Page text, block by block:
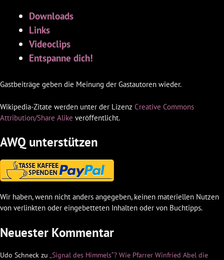
Downloads
Links
Videoclips
Entspanne dich!
Gastbeiträge geben die Meinung der Gastautoren wieder.
Wikipedia-Zitate werden unter der Lizenz Creative Commons
Attribution/Share Alike veröffentlicht.
AWQ unterstützen
Wir haben, wenn nicht anders angegeben, keinen materiellen Nutzen
von verlinkten oder eingebetteten Inhalten oder von Buchtipps.
Neuester Kommentar
Udo Schneck zu „Signal des Himmels“? Wie Pfarrer Winfried Abel die